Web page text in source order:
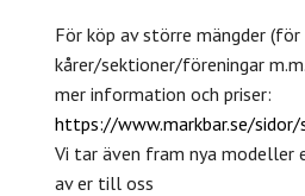
För köp av större mängder (för
kårer/sektioner/föreningar
mer information och priser:
https://www.markbar.se/
Vi tar även fram nya modeller
av er till oss